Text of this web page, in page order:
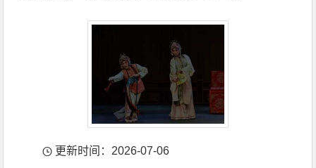
更新时间：2026-07-06